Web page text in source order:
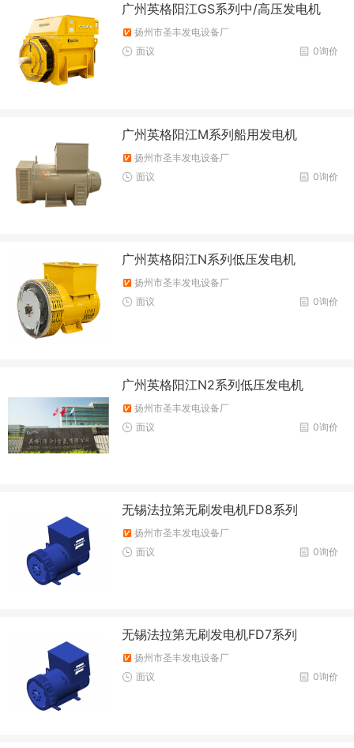
广州英格阳江GS系列中/高压发电机
扬州市圣丰发电设备厂
0询价
面议
广州英格阳江M系列船用发电机
扬州市圣丰发电设备厂
0询价
面议
广州英格阳江N系列低压发电机
扬州市圣丰发电设备厂
0询价
面议
广州英格阳江N2系列低压发电机
扬州市圣丰发电设备厂
0询价
面议
无锡法拉第无刷发电机FD8系列
扬州市圣丰发电设备厂
0询价
面议
无锡法拉第无刷发电机FD7系列
扬州市圣丰发电设备厂
0询价
面议